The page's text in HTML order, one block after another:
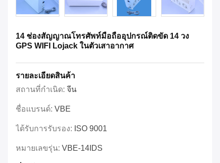
14 ช่องสัญญาณโทรศัพท์มือถืออุปกรณ์ติดขัด 14 วง
GPS WIFI Lojack ในตัวเสาอากาศ
รายละเอียดสินค้า
สถานที่กำเนิด: จีน
ชื่อแบรนด์: VBE
ได้รับการรับรอง: ISO 9001
หมายเลขรุ่น: VBE-14IDS